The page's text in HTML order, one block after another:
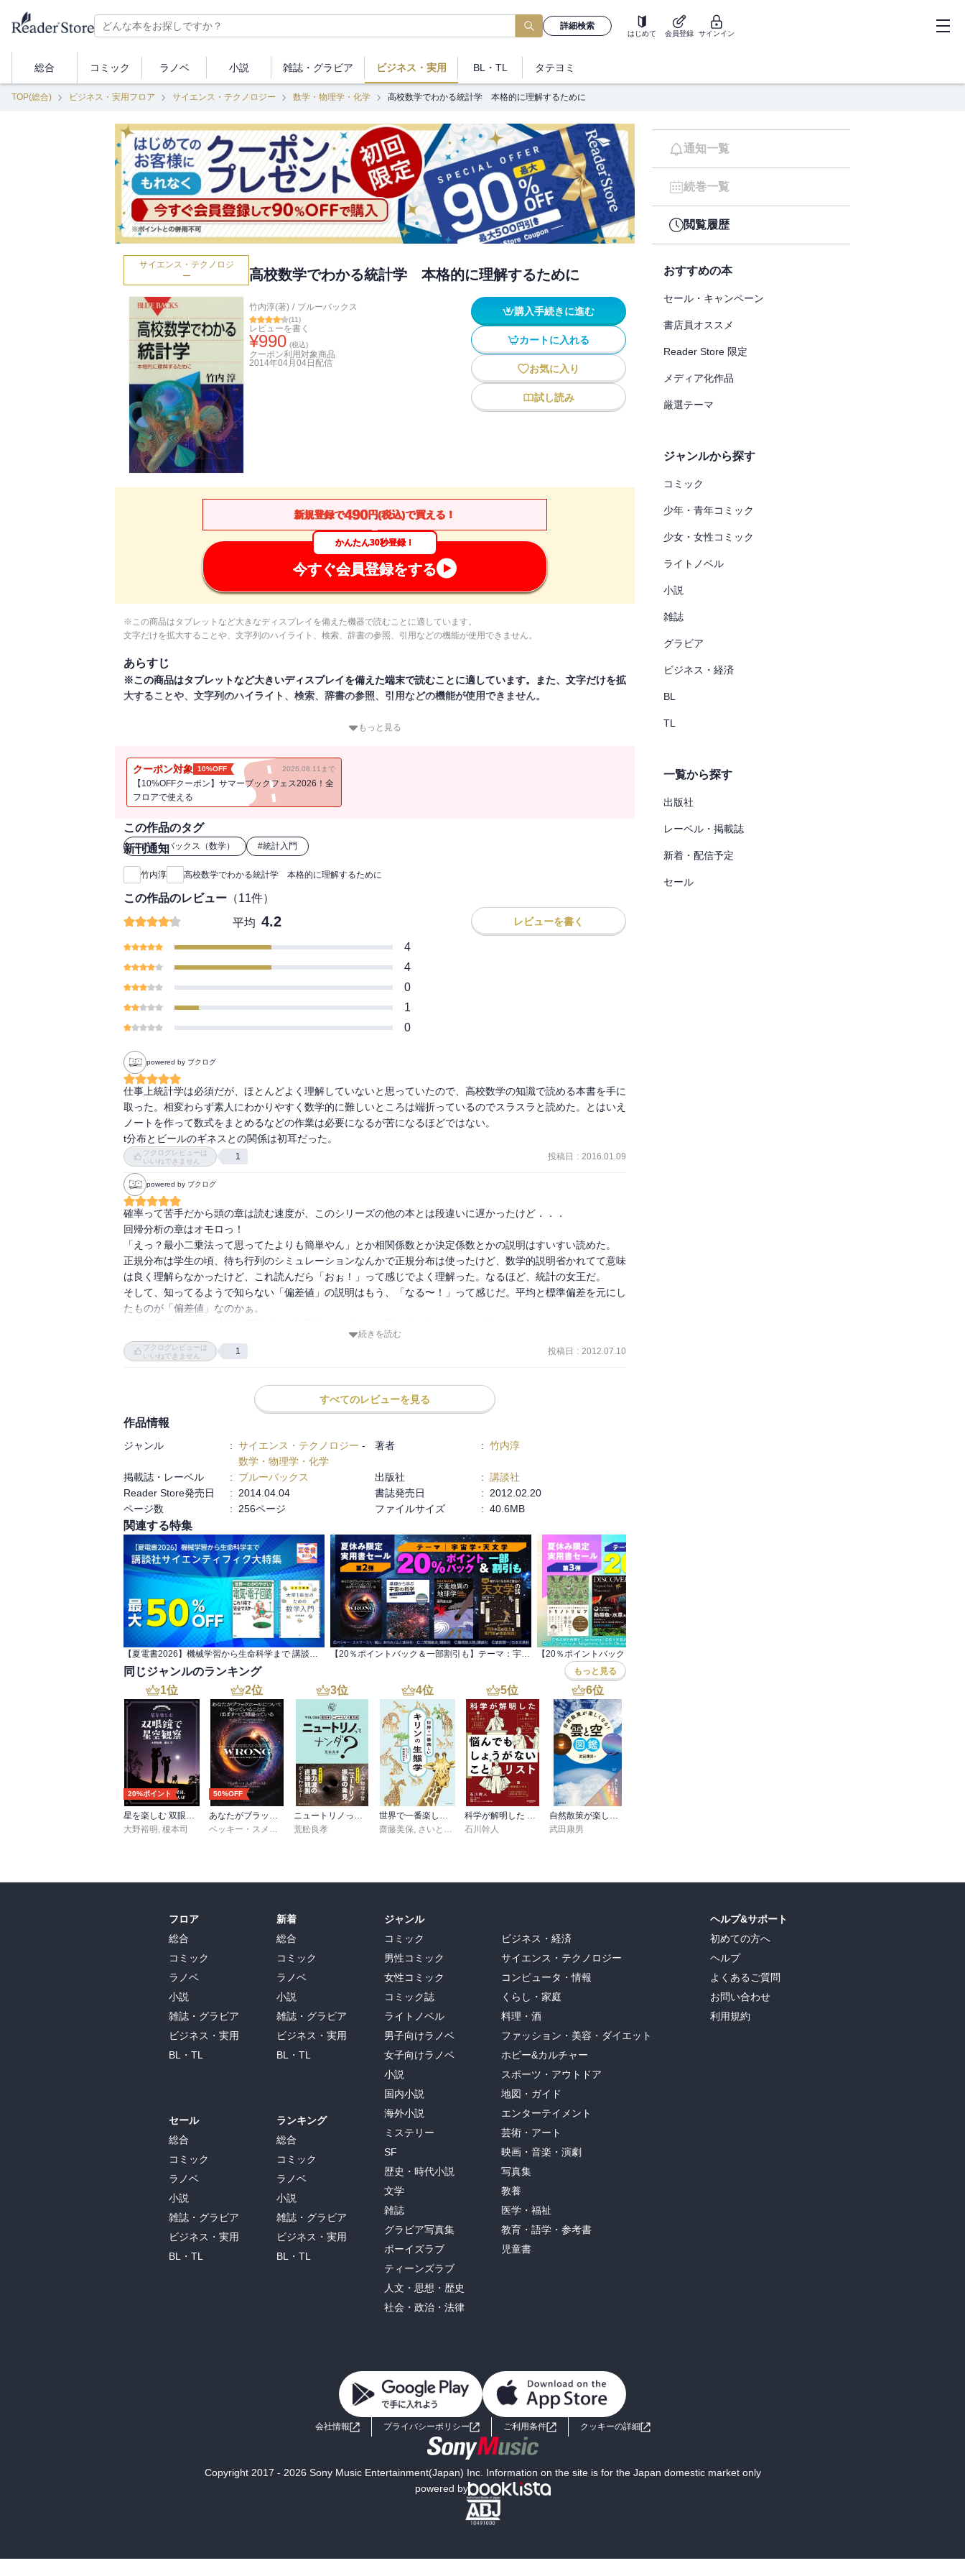
詳細検索
はじめて 会員登録 サインイン
総合 コミック ラノベ 小説 雑誌・ グラビア ビジネス ・実用 BL・TL タテヨミ
TOP(総合) ビジネス・実用フロア サイエンス・テクノロジー 数学・物理学・化学 高校数学でわかる統計学 本格的に理解するために
サイエンス・テクノロジ
ー
高校数学でわかる統計学 本格的に理解するために
竹内淳(著) / ブルーバックス
(11)
レビューを書く
¥990 (税込)
クーポン利用対象商品
2014年04月04日 配信
購入手続きに進む
カートに入れる
お気に入り
試し読み
新規登録で490円(税込)で買える！
かんたん30秒登録！
今すぐ会員登録をする
※この商品はタブレットなど大きなディスプレイを備えた機器で読むことに適しています。
文字だけを拡大することや、文字列のハイライト、検索、辞書の参照、引用などの機能が使用できません。
あらすじ
※この商品はタブレットなど大きいディスプレイを備えた端末で読むことに適しています。また、文字だけを拡
大することや、文字列のハイライト、検索、辞書の参照、引用などの機能が使用できません。
テレビの視聴率、明日の晴れの確率、発ガンリスク、直下型地震の起こる確率、放射線のリスク、生産管理、在
計学の正しい知識がなければ、数字に追われ、数字に踊らされ、数字に振り回されるだけです。本書は、高校数
学の知識だけで本格的に統計学を理解することを目指します。（ブルーバックス・２０１２年２月刊）
もっと見る
クーポン対象 10%OFF 2026.08.11まで
【10%OFFクーポン】サマーブックフェス2026！全
フロアで使える
この作品のタグ
#ブルーバックス（数学） #統計入門
新刊通知
竹内淳 高校数学でわかる統計学 本格的に理解するために
この作品のレビュー （11件）
平均 4.2 レビューを書く
4
4
0
1
0
powered by ブクログ
仕事上統計学は必須だが、ほとんどよく理解していないと思っていたので、高校数学の知識で読める本書を手に
取った。相変わらず素人にわかりやすく数学的に難しいところは端折っているのでスラスラと読めた。とはいえ
ノートを作って数式をまとめるなどの作業は必要になるが苦になるほどではない。
t分布とビールのギネスとの関係は初耳だった。
ブクログレビューは
いいねできません
1 投稿日 : 2016.01.09
powered by ブクログ
確率って苦手だから頭の章は読む速度が、このシリーズの他の本とは段違いに遅かったけど．．．
回帰分析の章はオモロっ！
「えっ？最小二乗法って思ってたよりも簡単やん」とか相関係数とか決定係数とかの説明はすいすい読めた。
正規分布は学生の頃、待ち行列のシミュレーションなんかで正規分布は使ったけど、数学的説明省かれてて意味
は良く理解らなかったけど、これ読んだら「おぉ！」って感じでよく理解った。なるほど、統計の女王だ。
そして、知ってるようで知らない「偏差値」の説明はもう、「なる〜！」って感じだ。平均と標準偏差を元にし
たものが「偏差値」なのかぁ。
さらに、二項分布に区間推定に仮説検定かぁ。統計の世界もオモロイなぁ．．．
推定統計の章では放射線の影響を例に計算方法を説明っつ〜のは、ちょっと悲しいこの国の現実が．．．
コラムのナイチンゲールとかメンデルの話もおもろいなぁ。彼等は統計学にも優れてたのかぁ。
で、結局のところ、統計学ってムズいけどオモロイ。
でも、F 分布でΓ関数がワラワラ出てきて頭クラクラとか、t 分布の導出にはヤコビアンが出てきたりとか、統
続きを読む
ブクログレビューは
いいねできません
1 投稿日 : 2012.07.10
すべてのレビューを見る
作品情報
ジャンル : サイエンス・テクノロジー -
数学・物理学・化学
著者 : 竹内淳
掲載誌・レーベル : ブルーバックス 出版社 : 講談社
Reader Store発売日
: 2014.04.04 書誌発売日 :
2012.02.20
ページ数
: 256ページ ファイルサイズ : 40.6MB
関連する特集
【夏電書2026】機械学習から生命科学まで 講談社サイエンティフィク大特集 【20％ポイントバック＆一部割引も】テーマ：宇宙学・天文学 夏休み限定実用書セール第2弾
同じジャンルのランキング もっと見る
1位
20%ポイント
星を楽しむ 双眼鏡で星空観察
大野裕明 , 榎本司
2位
50%OFF
あなたがブラックホールについて知っていることはほぼすべて間違っている
ベッキー・スメサースト
,梶山 あゆみ
3位
ニュートリノってナンダ？-やさしく知る素粒子・ニュートリノ・重力波
荒舩良孝
4位
世界で一番楽しい キリンの生態学
齋藤美保, さいとうあずみ ,福田豊文
5位
科学が解明した 悩んでもしょうがないことリスト
石川幹人
6位
自然散策が楽しくなる！ 雲と空図鑑（池田書店）
武田康男
通知一覧
続巻一覧
閲覧履歴
おすすめの本
セール・キャンペーン
書店員オススメ
Reader Store 限定
メディア化作品
厳選テーマ
ジャンルから探す
コミック
少年・青年コミック
少女・女性コミック
ライトノベル
小説
雑誌
グラビア
ビジネス・経済
BL
TL
一覧から探す
出版社
レーベル・掲載誌
新着・配信予定
セール
フロア
総合
コミック
ラノベ
小説
雑誌・グラビア
ビジネス・実用
BL・TL
セール
総合
コミック
ラノベ
小説
雑誌・グラビア
ビジネス・実用
BL・TL
新着
総合
コミック
ラノベ
小説
雑誌・グラビア
ビジネス・実用
BL・TL
ランキング
総合
コミック
ラノベ
小説
雑誌・グラビア
ビジネス・実用
BL・TL
ジャンル
コミック
男性コミック
女性コミック
コミック誌
ライトノベル
男子向けラノベ
女子向けラノベ
小説
国内小説
海外小説
ミステリー
SF
歴史・時代小説
文学
雑誌
グラビア写真集
ボーイズラブ
ティーンズラブ
人文・思想・歴史
社会・政治・法律
ビジネス・経済
サイエンス・テクノロジー
コンピュータ・情報
くらし・家庭
料理・酒
ファッション・美容・ダイエット
ホビー&カルチャー
スポーツ・アウトドア
地図・ガイド
エンターテイメント
芸術・アート
映画・音楽・演劇
写真集
教養
医学・福祉
教育・語学・参考書
児童書
ヘルプ&サポート
初めての方へ
ヘルプ
よくあるご質問
お問い合わせ
利用規約
会社情報 プライバシーポリシー ご利用条件 クッキーの詳細
Copyright 2017 - 2026 Sony Music Entertainment(Japan) Inc. Information on the site is for the Japan domestic market only
powered by